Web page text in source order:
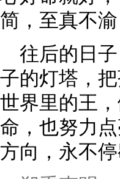
简，至真不
往后的日
子的灯塔，
世界里的王
命，也努力
方向，永不停